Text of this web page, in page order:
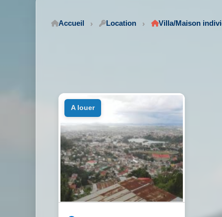
Accueil Location Villa/Maison
a louer